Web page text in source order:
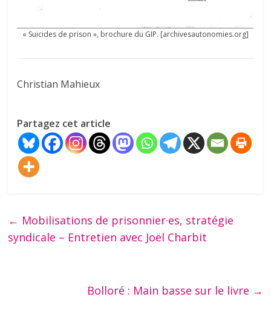
« Suicides de prison », brochure du GIP. [archivesautonomies.org]
Christian Mahieux
Partagez cet article
← Mobilisations de prisonnier·es, stratégie
syndicale – Entretien avec Joël Charbit
Bolloré : Main basse sur le livre →